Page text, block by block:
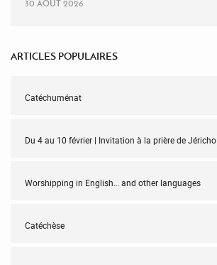
30 AOÛT 2026
ARTICLES POPULAIRES
Catéchuménat
Du 4 au 10 février | Invitation à la prière de Jéricho
Worshipping in English… and other languages
Catéchèse